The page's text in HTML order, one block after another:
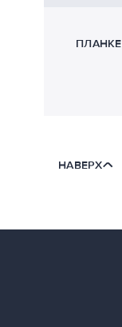
НАВЕРХ